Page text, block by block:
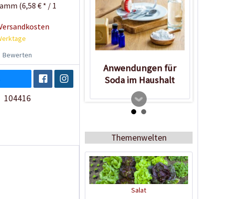
(6,58 € * / 1
Bewerten
104416
Anwendungen für
Soda im Haushalt
Themenwelten
Salat